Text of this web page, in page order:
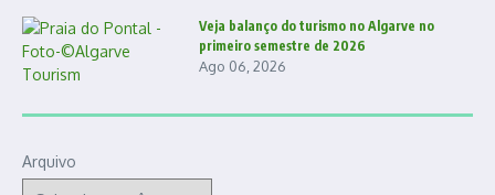
Veja balanço do turismo no Algarve no
primeiro semestre de 2026
Ago 06, 2026
Arquivo